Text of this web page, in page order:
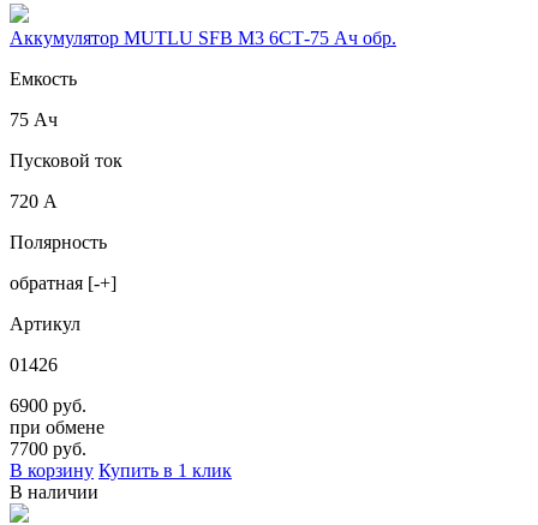
Аккумулятор MUTLU SFB M3 6СТ-75 Ач обр.
Емкость
75 Ач
Пусковой ток
720 А
Полярность
обратная [-+]
Артикул
01426
6900 руб.
при обмене
7700 руб.
В корзину Купить в 1 клик
В наличии